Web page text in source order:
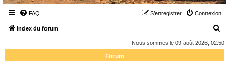
FAQ Connexion
S’enregistrer
Index du forum
e
Nous sommes le 09 août 2026, 02:50
Forum